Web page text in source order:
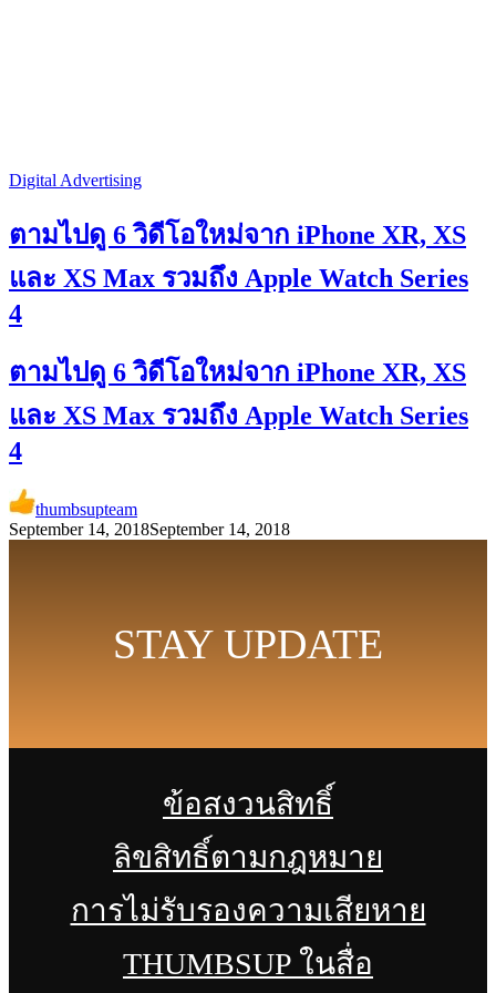
Digital Advertising
ตามไปดู 6 วิดีโอใหม่จาก iPhone XR, XS
และ XS Max รวมถึง Apple Watch Series
4
ตามไปดู 6 วิดีโอใหม่จาก iPhone XR, XS
และ XS Max รวมถึง Apple Watch Series
4
thumbsupteam
September 14, 2018September 14, 2018
STAY UPDATE
ข้อสงวนสิทธิ์
ลิขสิทธิ์ตามกฎหมาย
การไม่รับรองความเสียหาย
THUMBSUP ในสื่อ